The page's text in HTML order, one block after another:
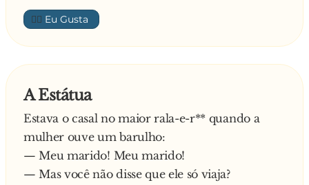
mendigo sobre a mesa e ordenou:
- Agora, vamos fazer um teste! Façam
exatamente o que eu fizer!
Em seguida, enfiou um dedo no cu do cadáver
Fazendo um esforço sobrenatural para
disfarçar a cara de nojo, os alunos repetiram o
gesto do professor.
- Muito bem! -disse, ao final, o professor.
- No teste de nojo, voces passaram, mas no de
👍🏼
A Estátua
Estava o casal no maior rala-e-r** quando a
mulher ouve um barulho:
— Meu marido! Meu marido!
— Mas você não disse que ele só viaja?